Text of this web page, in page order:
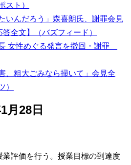
スト）
いんだろう」森喜朗氏、謝罪会見
答全文】（バズフィード）
女性めぐる発言を撤回・謝罪
、粗大ごみなら掃いて」会見全
）
28日
評価を行う。授業目標の到達度